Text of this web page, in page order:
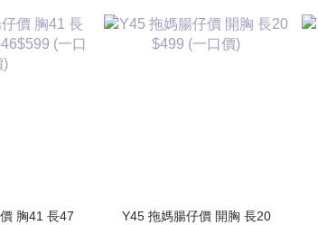
胸41 長47
Y45 拖媽腸仔價 開胸 長20